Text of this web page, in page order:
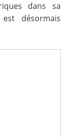
dans sa
désormais